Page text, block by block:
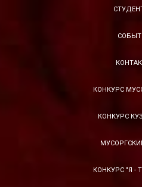
КОНКУРС
КОНКУРС
КОНКУРС "Я -